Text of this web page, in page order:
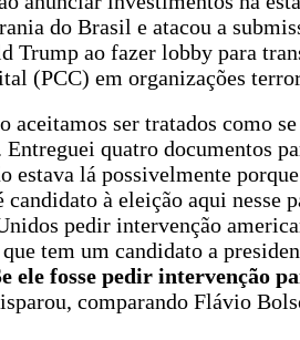
do Brasil e atacou a
Trump ao fazer lobby para
(PCC) em organizações
aceitamos ser tratados como
quatro documentos
estava lá possivelmente
à eleição aqui nesse
pedir intervenção
tem um candidato a
ele fosse pedir intervenção
comparando Flávio